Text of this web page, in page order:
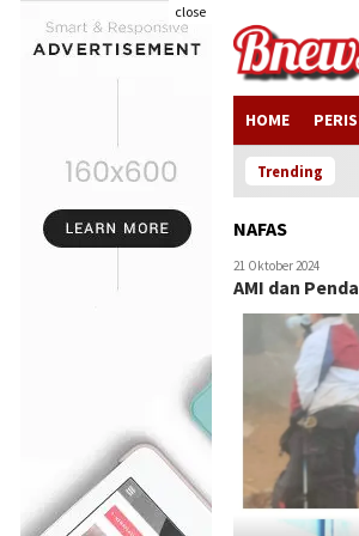
close
HOME
Trending
NAFAS
21 Oktober 2024
AMI dan